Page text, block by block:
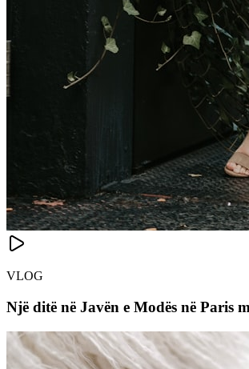
VLOG
Një ditë në Javën e Modës në Paris